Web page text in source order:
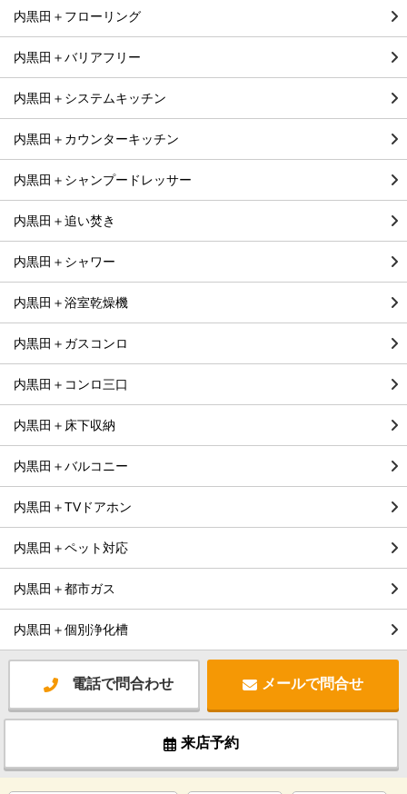
内黒田＋フローリング
内黒田＋バリアフリー
内黒田＋システムキッチン
内黒田＋カウンターキッチン
内黒田＋シャンプードレッサー
内黒田＋追い焚き
内黒田＋シャワー
内黒田＋浴室乾燥機
内黒田＋ガスコンロ
内黒田＋コンロ三口
内黒田＋床下収納
内黒田＋バルコニー
内黒田＋TVドアホン
内黒田＋ペット対応
内黒田＋都市ガス
内黒田＋個別浄化槽
電話で問合わせ メールで問合せ
来店予約